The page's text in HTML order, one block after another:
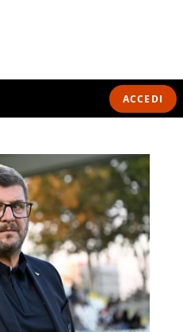
ACCEDI